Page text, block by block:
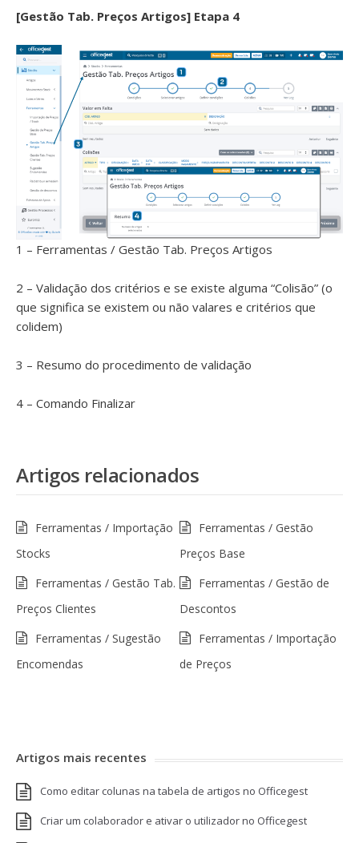
[Gestão Tab. Preços Artigos] Etapa 4
1 – Ferramentas / Gestão Tab. Preços Artigos
2 – Validação dos critérios e se existe alguma “Colisão” (o
que significa se existem ou não valares e critérios que
colidem)
3 – Resumo do procedimento de validação
4 – Comando Finalizar
Artigos relacionados
Ferramentas / Importação
Stocks
Ferramentas / Gestão
Preços Base
Ferramentas / Gestão Tab.
Preços Clientes
Ferramentas / Gestão de
Descontos
Ferramentas / Sugestão
Encomendas
Ferramentas / Importação
de Preços
Artigos mais recentes
Como editar colunas na tabela de artigos no Officegest
Criar um colaborador e ativar o utilizador no Officegest